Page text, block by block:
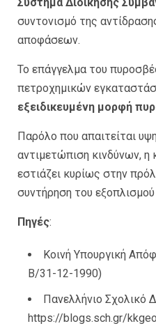
συντονισμό της
αποφάσεων.
Το επάγγελμα του
πετροχημικών
εξειδικευμένη μορφή
Παρόλο που απαιτείται
αντιμετώπιση κινδύνων, η
εστιάζει κυρίως στην
συντήρηση του εξοπλισμού
Πηγές:
Κοινή Υπουργική
Β/31-12-1990)
Πανελλήνιο Σχολικό
https://blogs.sch.gr/